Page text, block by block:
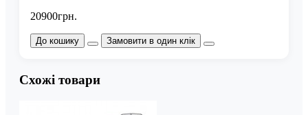
20900грн.
До кошику Замовити в один клік
Схожі товари